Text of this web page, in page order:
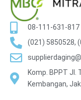
08-111-631-817
(021) 5850528,
Komp. BPPT Jl.
Kembangan,